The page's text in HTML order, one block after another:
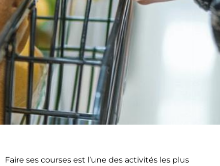
Faire ses courses est l’une des activités les plus